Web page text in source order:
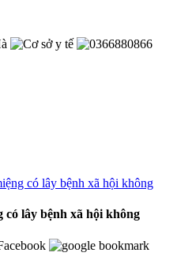
có lây bệnh xã hội không
có lây bệnh xã hội không